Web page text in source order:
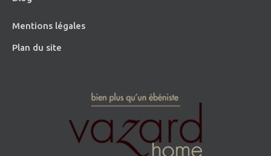
Mentions légales
Plan du site